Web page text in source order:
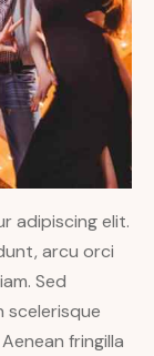
adipiscing elit.
arcu orci
Sed
fringilla